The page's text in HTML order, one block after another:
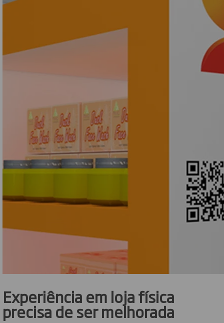
Experiência em loja física
precisa de ser melhorada